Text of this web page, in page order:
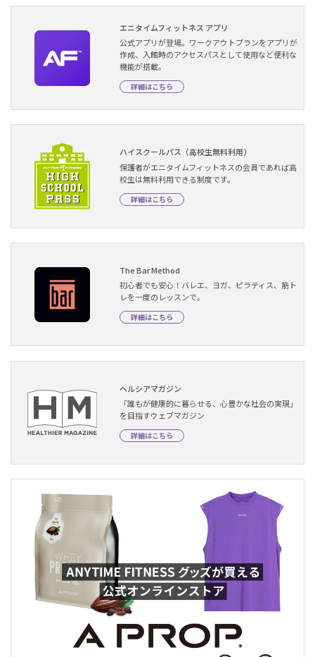
エニタイムフィットネス アプリ
公式アプリが登場。ワークアウトプランをアプリが
作成、入館時のアクセスパスとして使用など便利な
機能が搭載。
詳細はこちら
ハイスクールパス（高校生無料利用）
保護者がエニタイムフィットネスの会員であれば高
校生は無料利用できる制度です。
詳細はこちら
The Bar Method
初心者でも安心！バレエ、ヨガ、ピラティス、筋ト
レを一度のレッスンで。
詳細はこちら
ヘルシアマガジン
「誰もが健康的に暮らせる、心豊かな社会の実現」
を目指すウェブマガジン
詳細はこちら